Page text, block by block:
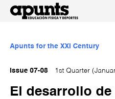
Apunts for the XXI Century
Issue 07-08 1st Quarter
El desarrollo de